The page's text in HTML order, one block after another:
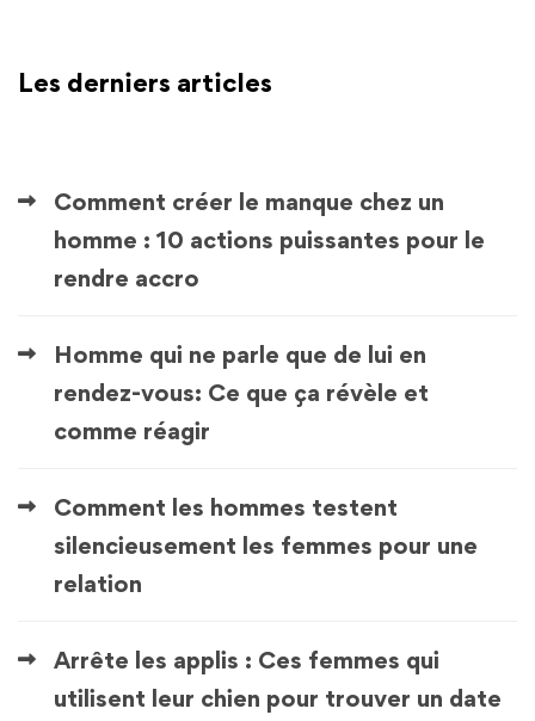
Les derniers articles
Comment créer le manque chez un
homme : 10 actions puissantes pour le
rendre accro
Homme qui ne parle que de lui en
rendez-vous: Ce que ça révèle et
comme réagir
Comment les hommes testent
silencieusement les femmes pour une
relation
Arrête les applis : Ces femmes qui
utilisent leur chien pour trouver un date